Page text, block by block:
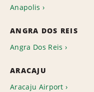
Anapolis
ANGRA DOS REIS
Angra Dos Reis
ARACAJU
Aracaju Airport